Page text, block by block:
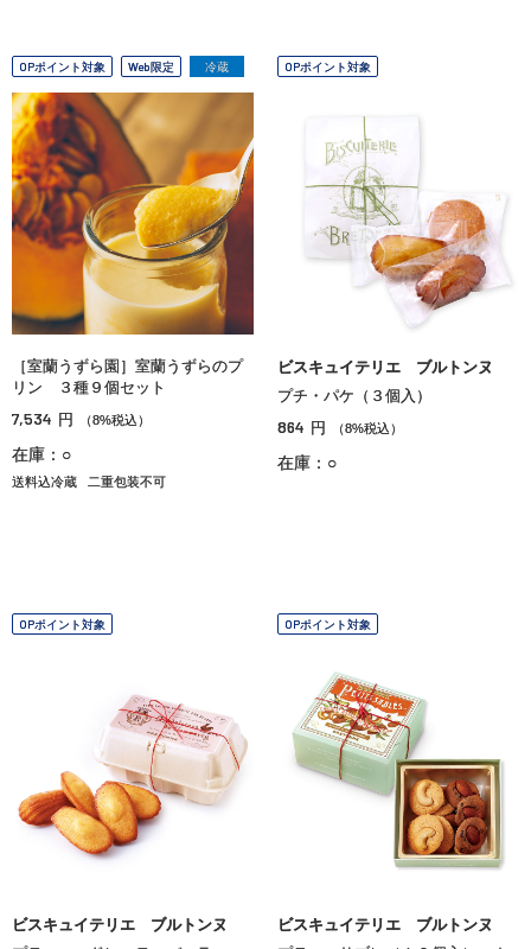
OPポイント対象 Web限定 冷蔵
［室蘭うずら園］室蘭うずらのプ
リン ３種９個セット
7,534 円 （8%税込）
在庫：○
送料込冷蔵 二重包装不可
OPポイント対象
ビスキュイテリエ ブルトンヌ
プチ・パケ（３個入）
864 円 （8%税込）
在庫：○
OPポイント対象
ビスキュイテリエ ブルトンヌ
OPポイント対象
ビスキュイテリエ ブルトンヌ